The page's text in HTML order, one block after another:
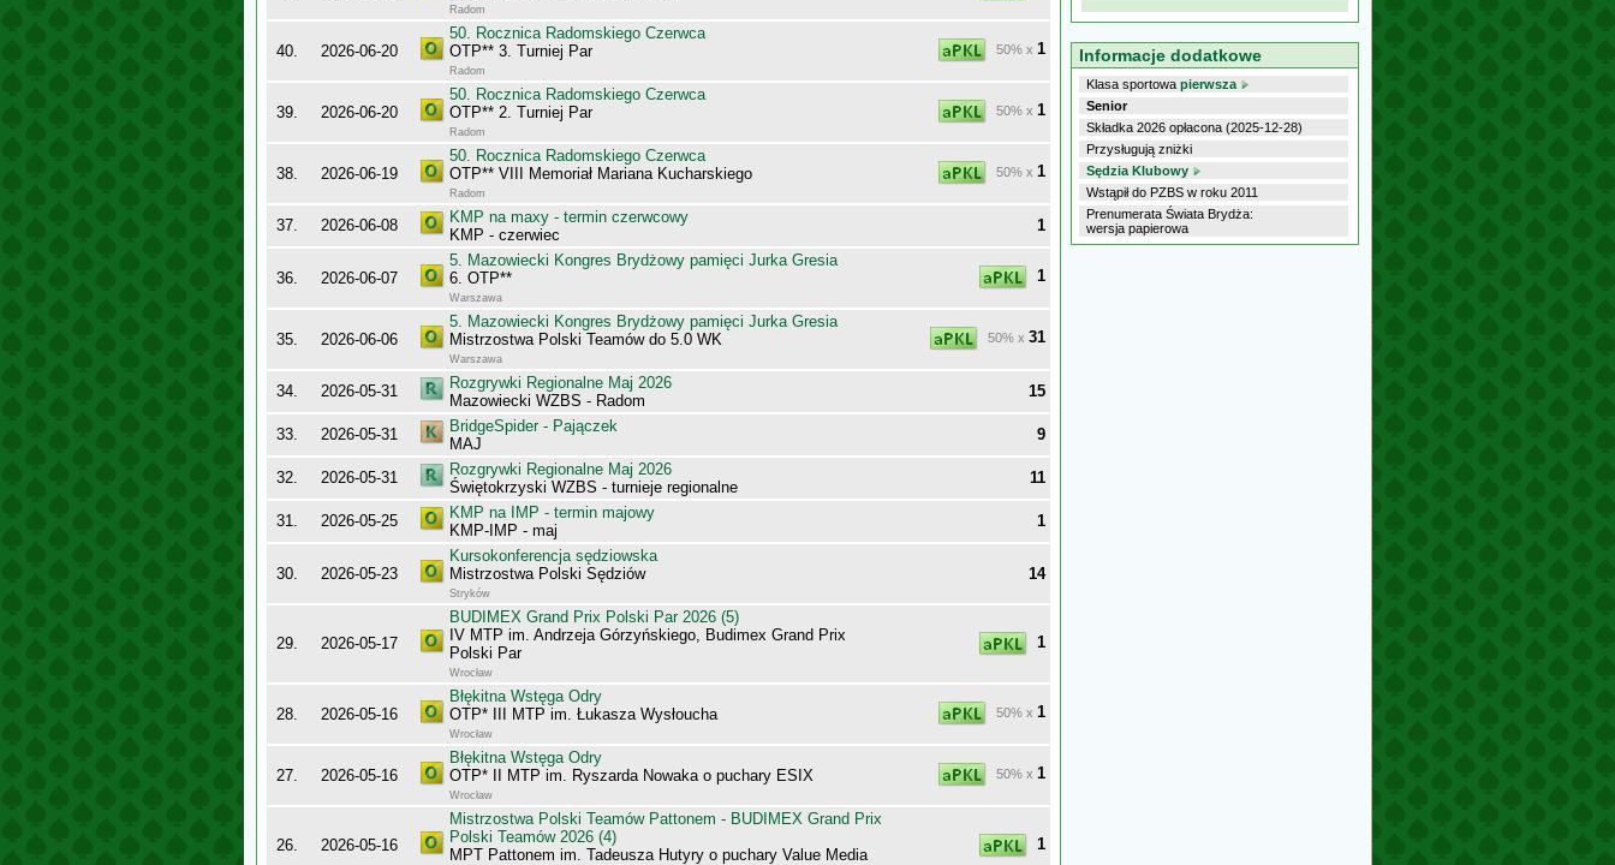
Radom
40. 2026-06-20
50. Rocznica Radomskiego Czerwca
OTP** 3. Turniej Par
Radom
50% x 1
39. 2026-06-20
50. Rocznica Radomskiego Czerwca
OTP** 2. Turniej Par
Radom
50% x 1
38. 2026-06-19
50. Rocznica Radomskiego Czerwca
OTP** VIII Memoriał Mariana Kucharskiego
Radom
50% x 1
37. 2026-06-08
KMP na maxy - termin czerwcowy
KMP - czerwiec
1
36. 2026-06-07
5. Mazowiecki Kongres Brydżowy pamięci Jurka Gresia
6. OTP**
Warszawa
1
35. 2026-06-06
5. Mazowiecki Kongres Brydżowy pamięci Jurka Gresia
Mistrzostwa Polski Teamów do 5.0 WK
Warszawa
50% x 31
34. 2026-05-31
Rozgrywki Regionalne Maj 2026
Mazowiecki WZBS - Radom
15
33. 2026-05-31
BridgeSpider - Pajączek
MAJ
9
32. 2026-05-31
Rozgrywki Regionalne Maj 2026
Świętokrzyski WZBS - turnieje regionalne
11
31. 2026-05-25
KMP na IMP - termin majowy
KMP-IMP - maj
1
30. 2026-05-23
Kursokonferencja sędziowska
Mistrzostwa Polski Sędziów
Stryków
14
29. 2026-05-17
BUDIMEX Grand Prix Polski Par 2026 (5)
IV MTP im. Andrzeja Górzyńskiego, Budimex Grand Prix
Polski Par
Wrocław
1
28. 2026-05-16
Błękitna Wstęga Odry
OTP* III MTP im. Łukasza Wysłoucha
Wrocław
50% x 1
27. 2026-05-16
Błękitna Wstęga Odry
OTP* II MTP im. Ryszarda Nowaka o puchary ESIX
Wrocław
50% x 1
26. 2026-05-16
Mistrzostwa Polski Teamów Pattonem - BUDIMEX Grand Prix
Polski Teamów 2026 (4)
MPT Pattonem im. Tadeusza Hutyry o puchary Value Media
1
Informacje dodatkowe
Klasa sportowa pierwsza
Senior
Składka 2026 opłacona (2025-12-28)
Przysługują zniżki
Sędzia Klubowy
Wstąpił do PZBS w roku 2011
Prenumerata Świata Brydża:
wersja papierowa